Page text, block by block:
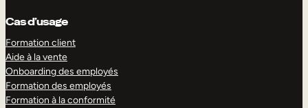
Cas d’usage
Formation client
Aide à la vente
Onboarding des employés
Formation des employés
Formation à la conformité